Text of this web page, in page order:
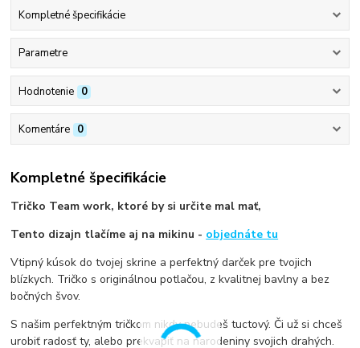
Kompletné špecifikácie
Parametre
Hodnotenie 0
Komentáre 0
Kompletné špecifikácie
Tričko Team work, ktoré by si určite mal mať,
Tento dizajn tlačíme aj na mikinu - objednáte tu
Vtipný kúsok do tvojej skrine a perfektný darček pre tvojich
blízkych. Tričko s originálnou potlačou, z kvalitnej bavlny a bez
bočných švov.
S našim perfektným tričkom nikdy nebudeš tuctový. Či už si chceš
urobiť radosť ty, alebo prekvapiť na narodeniny svojich drahých.